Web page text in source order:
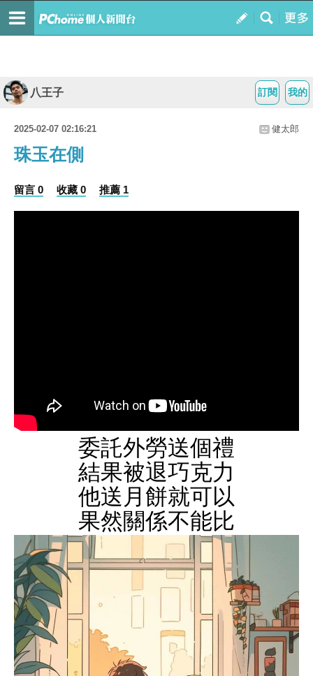
我的
訂閱
八王子
2025-02-07 02:16:21 健太郎
珠玉在側
留言 0 收藏 0 推薦 1
委託外勞送個禮
結果被退巧克力
他送月餅就可以
果然關係不能比